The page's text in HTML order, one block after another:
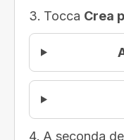
Tocca Crea
A seconda